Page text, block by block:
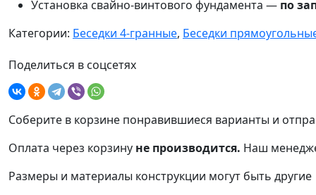
Установка свайно-винтового фундамента — по
Категории: Беседки 4-гранные, Беседки
Поделиться в соцсетях
Соберите в корзине понравившиеся варианты и
Оплата через корзину не производится. Наш
Размеры и материалы конструкции могут быть другие